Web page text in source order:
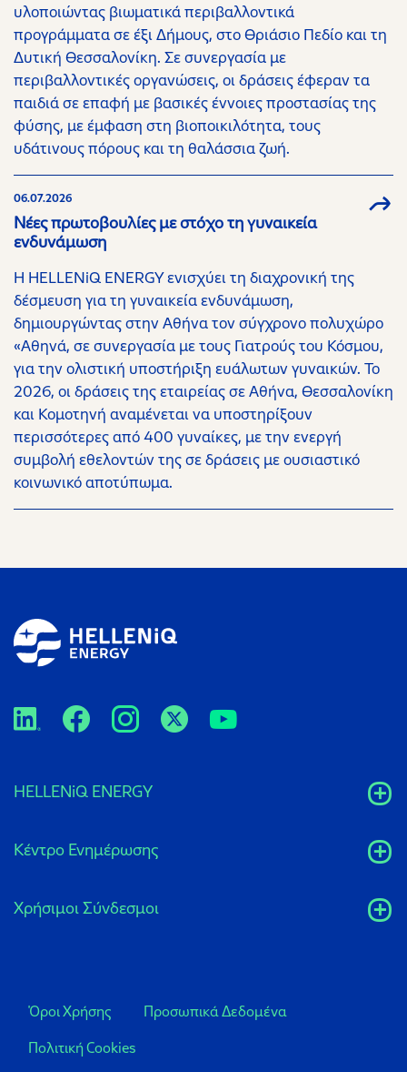
υλοποιώντας βιωματικά περιβαλλοντικά
προγράμματα σε έξι Δήμους, στο Θριάσιο Πεδίο και τη
Δυτική Θεσσαλονίκη. Σε συνεργασία με
περιβαλλοντικές οργανώσεις, οι δράσεις έφεραν τα
παιδιά σε επαφή με βασικές έννοιες προστασίας της
φύσης, με έμφαση στη βιοποικιλότητα, τους
υδάτινους πόρους και τη θαλάσσια ζωή.
06.07.2026
Νέες πρωτοβουλίες με στόχο τη γυναικεία
ενδυνάμωση
H HELLENiQ ENERGY ενισχύει τη διαχρονική της
δέσμευση για τη γυναικεία ενδυνάμωση,
δημιουργώντας στην Αθήνα τον σύγχρονο πολυχώρο
«Αθηνά, σε συνεργασία με τους Γιατρούς του Κόσμου,
για την ολιστική υποστήριξη ευάλωτων γυναικών. Το
2026, οι δράσεις της εταιρείας σε Αθήνα, Θεσσαλονίκη
και Κομοτηνή αναμένεται να υποστηρίξουν
περισσότερες από 400 γυναίκες, με την ενεργή
συμβολή εθελοντών της σε δράσεις με ουσιαστικό
κοινωνικό αποτύπωμα.
HELLENiQ ENERGY
Κέντρο Ενημέρωσης
Xρήσιμοι Σύνδεσμοι
Όροι Χρήσης Προσωπικά Δεδομένα
Πολιτική Cookies